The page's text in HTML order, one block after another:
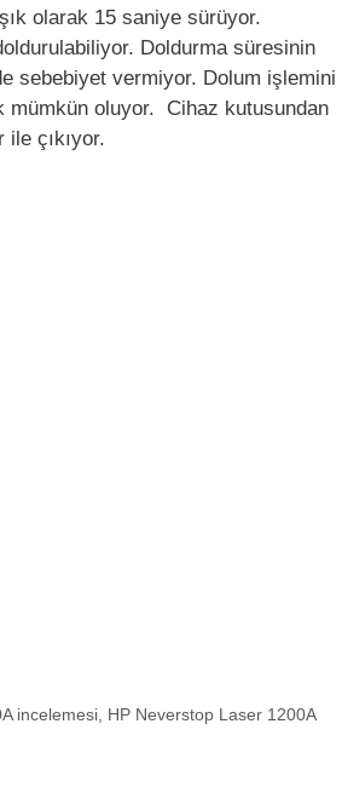
olarak 15 saniye sürüyor.
Doldurma süresinin
sebebiyet vermiyor. Dolum işlemini
mümkün oluyor. Cihaz kutusundan
ile çıkıyor.
incelemesi, HP Neverstop Laser 1200A